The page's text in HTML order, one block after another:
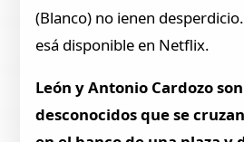
(Blanco) no ienen
esá disponible en Netflix.
León y Antonio Cardozo
desconocidos que se